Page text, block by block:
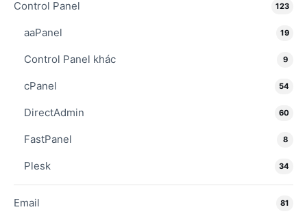
Control Panel 123
aaPanel 19
Control Panel khác 9
cPanel 54
DirectAdmin 60
FastPanel 8
Plesk 34
Email 81